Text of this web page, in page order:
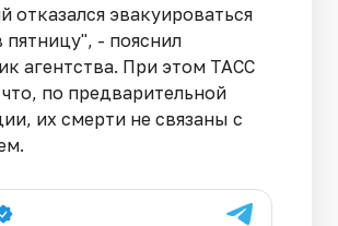
отказался эвакуироваться
пятницу", - пояснил
агентства. При этом ТАСС
что, по предварительной
их смерти не связаны с